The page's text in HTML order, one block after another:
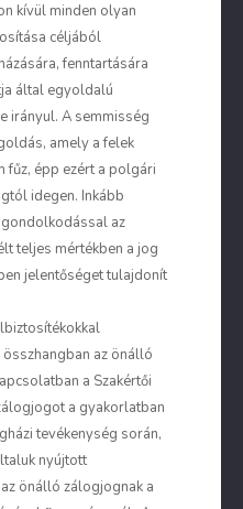
kívül minden olyan
céljából
fenntartására
által egyoldalú
irányul. A semmisség
amely a felek
fűz, épp ezért a polgári
idegen. Inkább
az
teljes mértékben a jog
jelentőséget tulajdonít
az önálló
a Szakértői
a gyakorlatban
tevékenység során,
nyújtott
önálló zálogjognak a